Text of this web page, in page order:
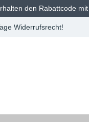
den Rabattcode
Widerrufsrecht!